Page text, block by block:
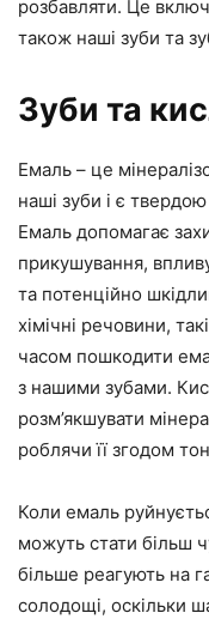
розбавляти. Це
також наші зуби та
Зуби та
Емаль – це
наші зуби і є
Емаль допомагає
прикушування,
та потенційно
хімічні речовини,
часом пошкодити
з нашими зубами.
розм’якшувати
роблячи її згодом
Коли емаль
можуть стати більш
більше реагують на
солодощі, оскільки